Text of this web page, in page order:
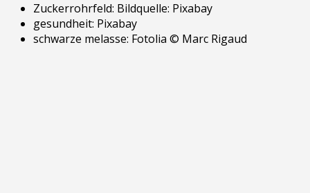
Zuckerrohrfeld: Bildquelle: Pixabay
gesundheit: Pixabay
schwarze melasse: Fotolia © Marc Rigaud